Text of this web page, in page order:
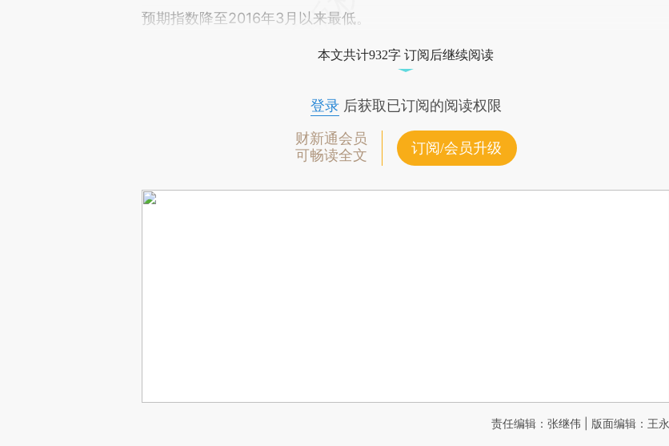
预期指数降至2016年3月以来最低。
本文共计932字 订阅后继续阅读
登录后获取已订阅的阅读权限
财新通会员
可畅读全文
订阅/会员升级
责任编辑：张继伟 | 版面编辑：王永